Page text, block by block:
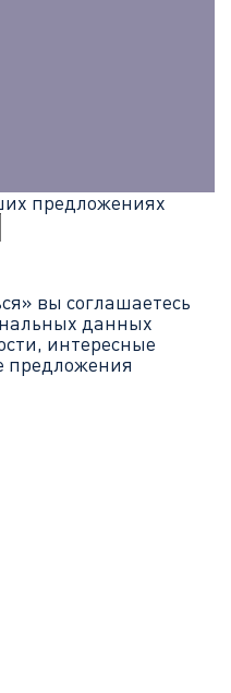
предложениях
вы соглашаетесь
данных
интересные
предложения